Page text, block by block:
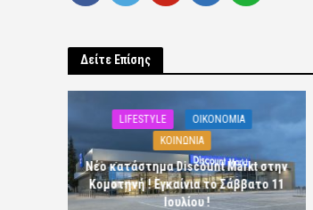
Δείτε Επίσης
LIFESTYLE
OIKONOMIA
ΚΟΙΝΩΝΙΑ
Νέο κατάστημα Discount Markt στην
Κομοτηνή ! Εγκαίνια το Σάββατο 11
Ιουλίου !